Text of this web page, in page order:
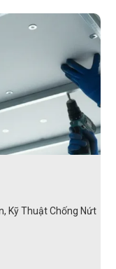
Kỹ Thuật Chống Nứt